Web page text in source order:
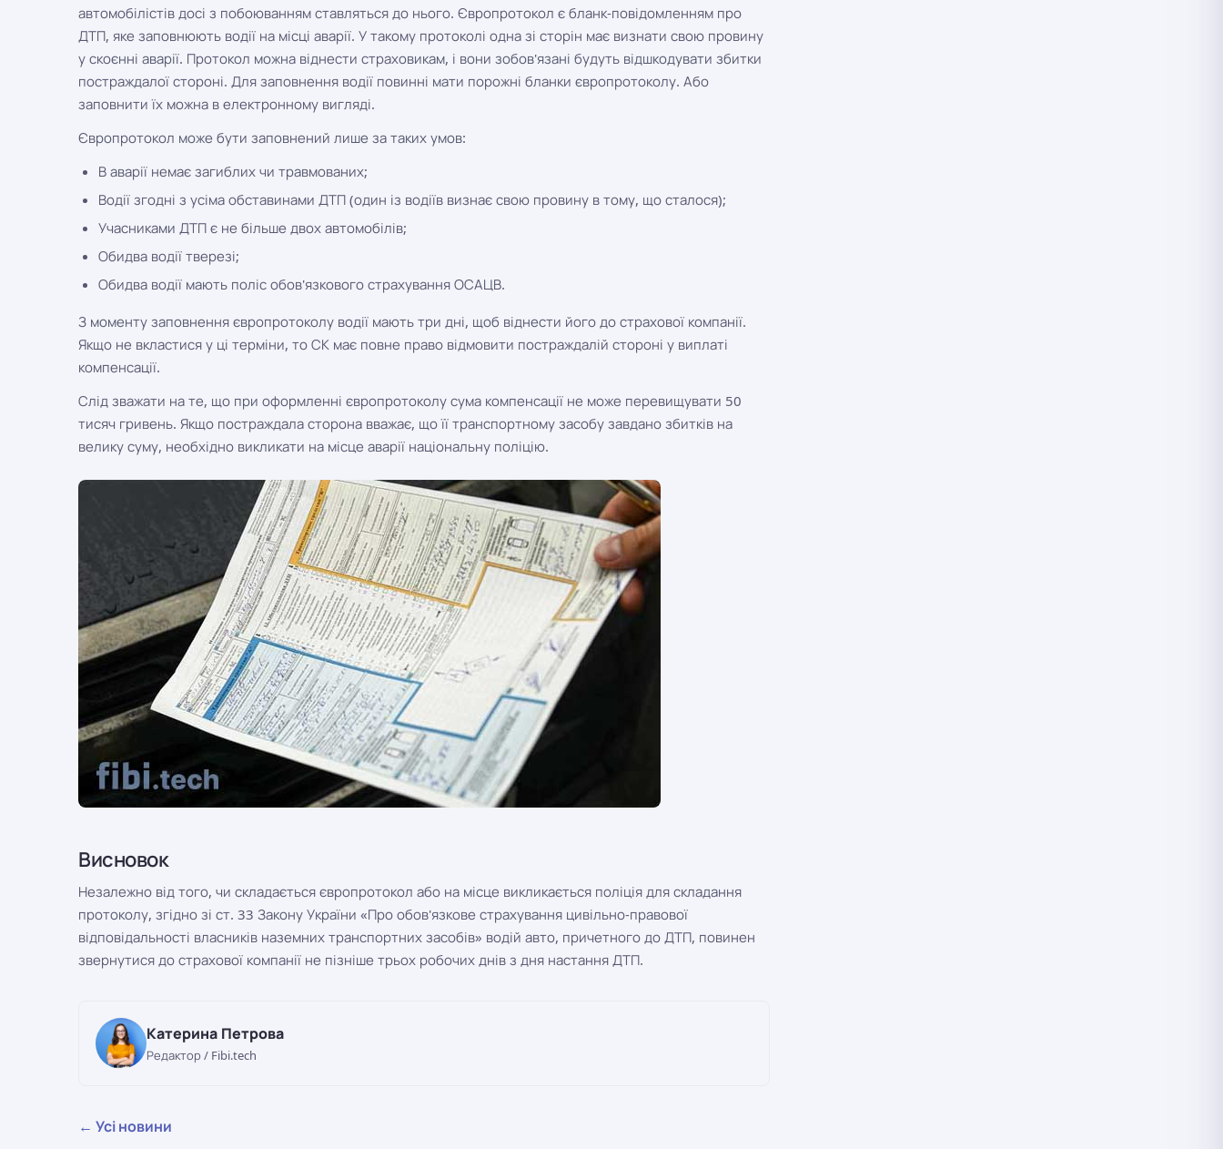
автомобілістів досі з побоюванням ставляться до нього. Європротокол є бланк-повідомленням про
ДТП, яке заповнюють водії на місці аварії. У такому протоколі одна зі сторін має визнати свою провину
у скоєнні аварії. Протокол можна віднести страховикам, і вони зобов'язані будуть відшкодувати збитки
постраждалої стороні. Для заповнення водії повинні мати порожні бланки європротоколу. Або
заповнити їх можна в електронному вигляді.
Європротокол може бути заповнений лише за таких умов:
В аварії немає загиблих чи травмованих;
Водії згодні з усіма обставинами ДТП (один із водіїв визнає свою провину в тому, що сталося);
Учасниками ДТП є не більше двох автомобілів;
Обидва водії тверезі;
Обидва водії мають поліс обов'язкового страхування ОСАЦВ.
З моменту заповнення європротоколу водії мають три дні, щоб віднести його до страхової компанії.
Якщо не вкластися у ці терміни, то СК має повне право відмовити постраждалій стороні у виплаті
компенсації.
Слід зважати на те, що при оформленні європротоколу сума компенсації не може перевищувати 50
тисяч гривень. Якщо постраждала сторона вважає, що її транспортному засобу завдано збитків на
велику суму, необхідно викликати на місце аварії національну поліцію.
Висновок
Незалежно від того, чи складається європротокол або на місце викликається поліція для складання
протоколу, згідно зі ст. 33 Закону України «Про обов'язкове страхування цивільно-правової
відповідальності власників наземних транспортних засобів» водій авто, причетного до ДТП, повинен
звернутися до страхової компанії не пізніше трьох робочих днів з дня настання ДТП.
Катерина Петрова
Редактор / Fibi.tech
← Усі новини